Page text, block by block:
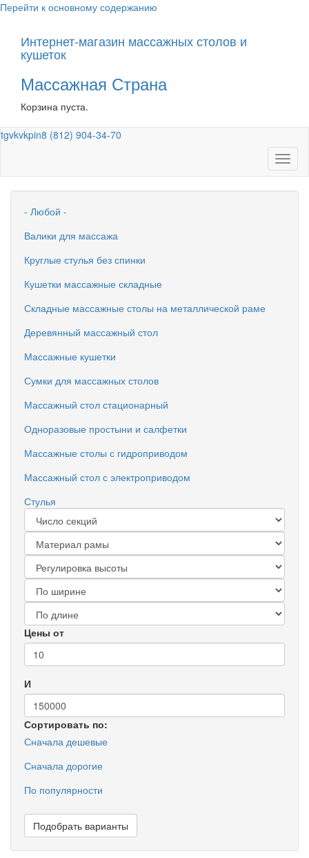
Перейти к основному содержанию
Интернет-магазин массажных столов и
кушеток
Массажная Страна
Корзина пуста.
tgvkvkpin8 (812) 904-34-70
- Любой -
Валики для массажа
Круглые стулья без спинки
Кушетки массажные складные
Складные массажные столы на металлической раме
Деревянный массажный стол
Массажные кушетки
Сумки для массажных столов
Массажный стол стационарный
Одноразовые простыни и салфетки
Массажные столы с гидроприводом
Массажный стол с электроприводом
Стулья
Цены от
И
Сортировать по:
Сначала дешевые
Сначала дорогие
По популярности
Подобрать варианты